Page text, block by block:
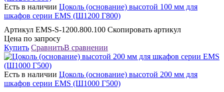
Есть в наличии Цоколь (основание) высотой 100 мм для
шкафов серии EMS (Ш1200 Г800)
Артикул EMS-S-1200.800.100 Скопировать артикул
Цена по запросу
Купить СравнитьВ сравнении
Есть в наличии Цоколь (основание) высотой 200 мм для
шкафов серии EMS (Ш1000 Г500)